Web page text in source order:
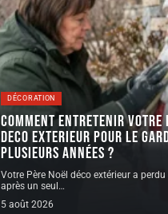
DÉCORATION
Comment entretenir votre
deco exterieur pour le
plusieurs années ?
Votre Père Noël déco extérieur a
après un seul …
5 août 2026